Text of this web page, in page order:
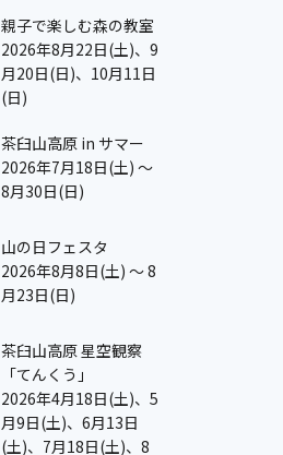
親子で楽しむ森の教室
2026年8月22日(土)、9
月20日(日)、10月11日
(日)
茶臼山高原 in サマー
2026年7月18日(土) ～
8月30日(日)
山の日フェスタ
2026年8月8日(土) ～ 8
月23日(日)
茶臼山高原 星空観察
「てんくう」
2026年4月18日(土)、5
月9日(土)、6月13日
(土)、7月18日(土)、8